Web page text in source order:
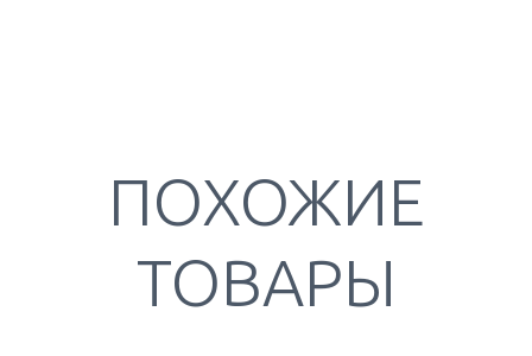
ПОХОЖИЕ
ТОВАРЫ